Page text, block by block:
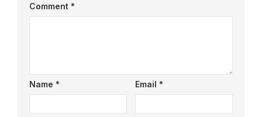
Comment *
Name * Email *